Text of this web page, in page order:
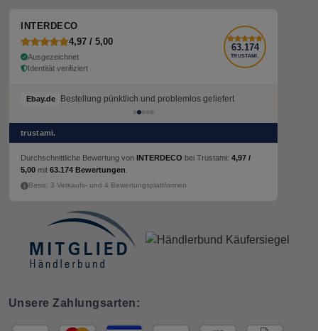
INTERDECO
4,97 / 5,00
Ausgezeichnet
Identität verifiziert
63.174
TRUSTAMI.
Ebay.de Bestellung pünktlich und problemlos geliefert
trustami.
Durchschnittliche Bewertung von INTERDECO bei Trustami: 4,97 /
5,00 mit 63.174 Bewertungen
Basis: 3 Verkaufs- und 4 Bewertungsplattformen
Unsere Zahlungsarten: